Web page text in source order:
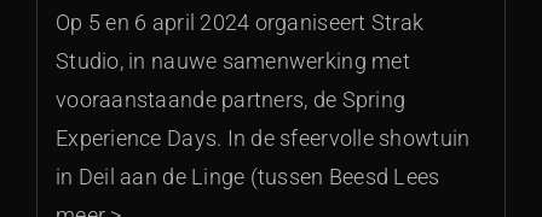
Op 5 en 6 april 2024 organiseert Strak
Studio, in nauwe samenwerking met
vooraanstaande partners, de Spring
Experience Days. In de sfeervolle showtuin
in Deil aan de Linge (tussen Beesd Lees